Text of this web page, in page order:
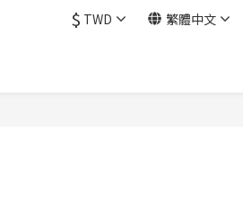
$ TWD 繁體中文